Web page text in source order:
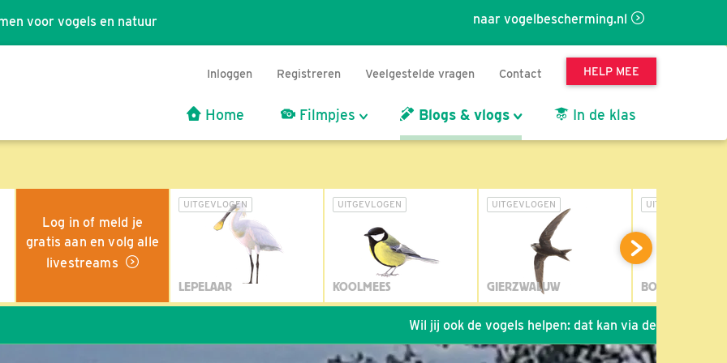
naar vogelbescherming.nl
voor vogels en natuur
Inloggen Registreren Veelgestelde vragen Contact HELP MEE
Home Filmpjes Blogs & vlogs In de klas
Log in of meld je
gratis aan en volg alle
livestreams
UITGEVLOGEN
LEPELAAR
UITGEVLOGEN
KOOLMEES
UITGEVLOGEN
GIERZWALUW
UITGEVLOGEN
BOSUIL
Wil jij ook de vogels helpen: dat kan via de link! *